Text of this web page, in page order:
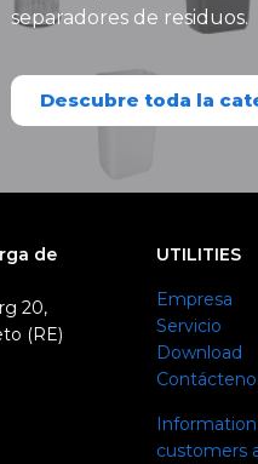
separadores de residuos.
Descubre toda la
de
20,
(RE)
UTILITIES
Empresa
Servicio
Download
customers